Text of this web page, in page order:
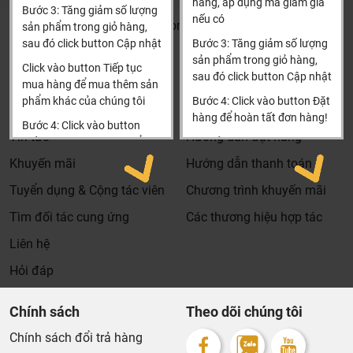
Dịch vụ riêng của Khali Nguyễn dành cho khách hàng:
Khảo sát công trình, để hỗ trợ khách hàng chọn sản
phẩm đúng và phù hợp cũng như đưa ra các lời
khuyên, chú ý, hoặc chỉ ra các vấn khổng ổn nếu có
hoàn toàn miễn phí.
Bảo trì sản phẩm lên tới 5 năm, tặng các phụ kiện hao
mòn và thay thế miễn phí.
Bước 3: Tăng giảm số lượng
sản phẩm trong giỏ hàng,
sau đó click button Cập nhật
Click vào button Tiếp tục
mua hàng để mua thêm sản
phẩm khác của chúng tôi
Bước 4: Click vào button
Tiến hành thanh toán để
thanh toán đơn hàng của
Xin cảm ơn khách hàng!!!
hàng, áp dụng mã giảm giá
nếu có
Bước 3: Tăng giảm số lượng
sản phẩm trong giỏ hàng,
sau đó click button Cập nhật
Bước 4: Click vào button Đặt
hàng để hoàn tất đơn hàng!
Xin cảm ơn khách hàng!!!
Khalinguyen.vn@gmail.com
0904501766
Thông tin
Tìm đại lý & Hợp tác
Tin tức
Khuyến mãi
Tuyển dụng & Cộng tác viên
Tìm đối tác cung ứng
Liên hệ
Hỏi đáp
Thông tin thêm
Hướng dẫn mua hàng
Hướng dẫn đặt hàng
Hướng dẫn thanh toán
Chương trình khuyến mãi
Các thương hiệu hợp tác
Chính sách
Chính sách đổi trả hàng
Theo dõi chúng tôi